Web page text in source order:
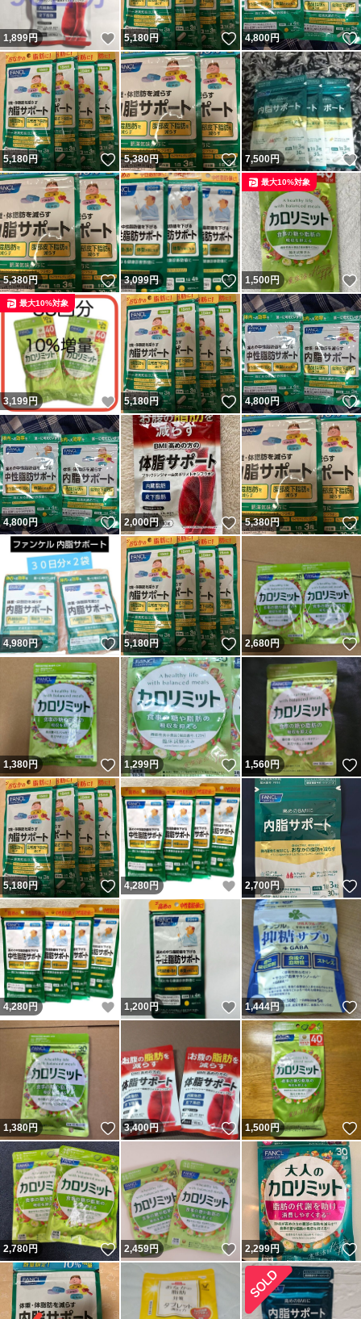
1,899円 いいね！
5,180円 いいね！
4,800円
5,180円 いいね！
5,380円 いいね！
7,500円
5,380円 いいね！
3,099円 いいね！
1,500円
最大10%対象
3,199円 いいね！
最大10%対象
5,180円 いいね！
4,800円
4,800円 いいね！
2,000円 いいね！
5,380円
4,980円 いいね！
5,180円 いいね！
2,680円
1,380円 いいね！
1,299円 いいね！
1,560円
5,180円 いいね！
4,280円 いいね！
2,700円
4,280円 いいね！
1,200円 いいね！
1,444円
1,380円 いいね！
3,400円 いいね！
1,500円
2,780円 いいね！
2,459円 いいね！
2,299円